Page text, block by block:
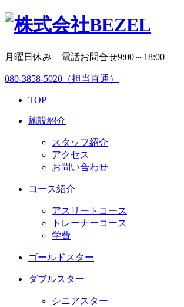
月曜日休み 電話お問合せ9:00～18:00
080-3858-5020 （担当直通）
TOP
施設紹介
スタッフ紹介
アクセス
お問い合わせ
コース紹介
アスリートコース
トレーナーコース
学費
ゴールドスター
ダブルスター
シニアスター